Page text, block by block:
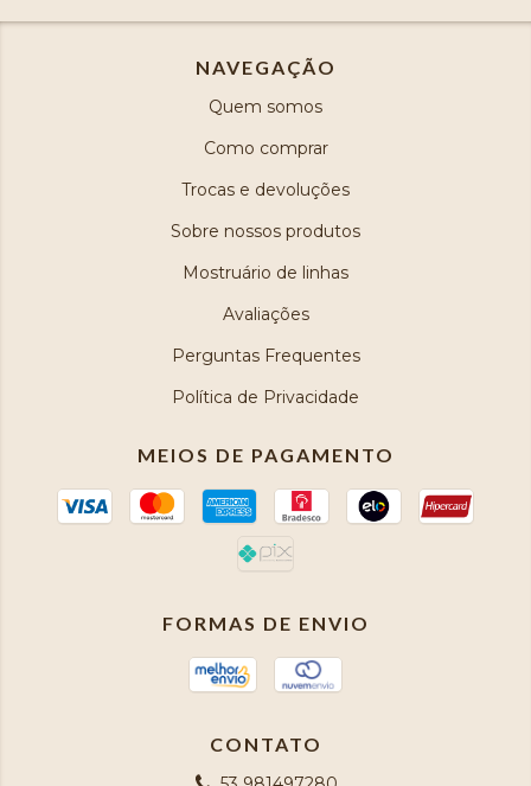
NAVEGAÇÃO
Quem somos
Como comprar
Trocas e devoluções
Sobre nossos produtos
Mostruário de linhas
Avaliações
Perguntas Frequentes
Política de Privacidade
MEIOS DE PAGAMENTO
FORMAS DE ENVIO
CONTATO